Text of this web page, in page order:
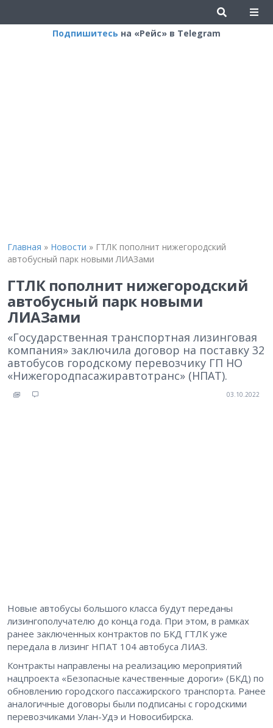
Подпишитесь на «Рейс» в Telegram
Главная » Новости » ГТЛК пополнит нижегородский
автобусный парк новыми ЛИАЗами
ГТЛК пополнит нижегородский
автобусный парк новыми
ЛИАЗами
«Государственная транспортная лизинговая
компания» заключила договор на поставку 32
автобусов городскому перевозчику ГП НО
«Нижегородпасажиравтотранс» (НПАТ).
03.10.2022
Новые автобусы большого класса будут переданы
лизингополучателю до конца года. При этом, в рамках
ранее заключенных контрактов по БКД ГТЛК уже
передала в лизинг НПАТ 104 автобуса ЛИАЗ.
Контракты направлены на реализацию мероприятий
нацпроекта «Безопасные качественные дороги» (БКД) по
обновлению городского пассажирского транспорта. Ранее
аналогичные договоры были подписаны с городскими
перевозчиками Улан-Удэ и Новосибирска.